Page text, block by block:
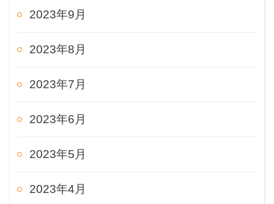
2023年9月
2023年8月
2023年7月
2023年6月
2023年5月
2023年4月